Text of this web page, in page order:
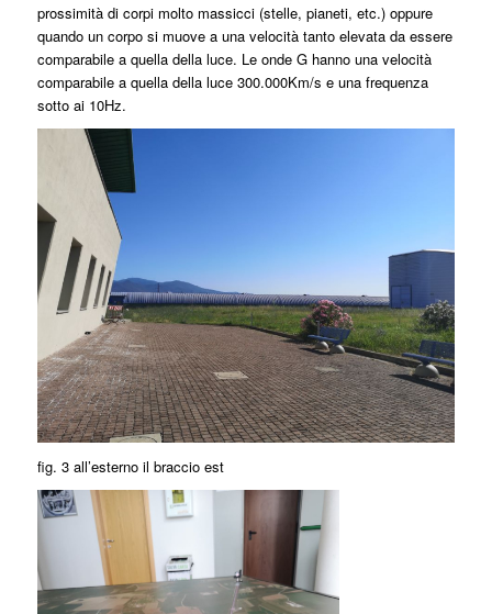
prossimità di corpi molto massicci (stelle, pianeti, etc.) oppure
quando un corpo si muove a una velocità tanto elevata da essere
comparabile a quella della luce. Le onde G hanno una velocità
comparabile a quella della luce 300.000Km/s e una frequenza
sotto ai 10Hz.
fig. 3 all’esterno il braccio est